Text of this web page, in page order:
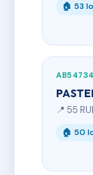
🏠 53
📍 55
🏠 50